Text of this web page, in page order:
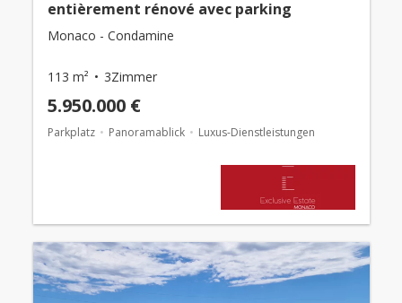
entièrement rénové avec parking
Monaco - Condamine
113 m² 3Zimmer
5.950.000 €
Parkplatz Panoramablick Luxus-Dienstleistungen